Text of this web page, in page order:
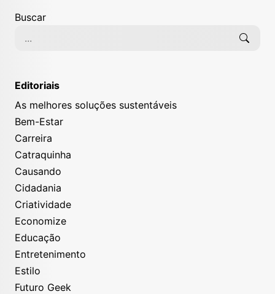
Buscar
Editoriais
As melhores soluções sustentáveis
Bem-Estar
Carreira
Catraquinha
Causando
Cidadania
Criatividade
Economize
Educação
Entretenimento
Estilo
Futuro Geek